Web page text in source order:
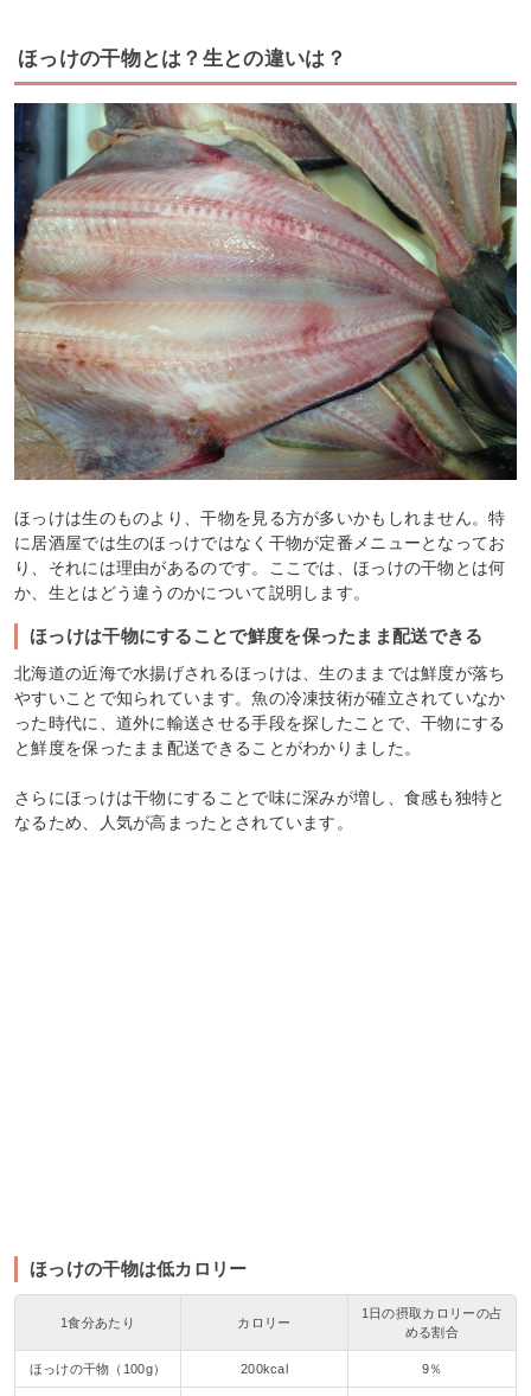
ほっけの干物とは？生との違いは？
ほっけは生のものより、干物を見る方が多いかもしれません。特
に居酒屋では生のほっけではなく干物が定番メニューとなってお
り、それには理由があるのです。ここでは、ほっけの干物とは何
か、生とはどう違うのかについて説明します。
ほっけは干物にすることで鮮度を保ったまま配送できる
北海道の近海で水揚げされるほっけは、生のままでは鮮度が落ち
やすいことで知られています。魚の冷凍技術が確立されていなか
った時代に、道外に輸送させる手段を探したことで、干物にする
と鮮度を保ったまま配送できることがわかりました。
さらにほっけは干物にすることで味に深みが増し、食感も独特と
なるため、人気が高まったとされています。
ほっけの干物は低カロリー
1食分あたり カロリー
1日の摂取カロリーの占
める割合
ほっけの干物（100g） 200kcal 9％